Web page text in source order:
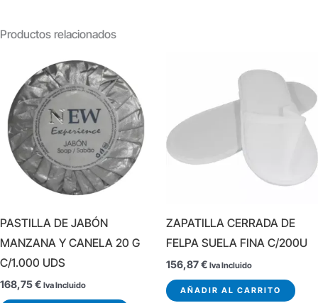
Productos relacionados
PASTILLA DE JABÓN
MANZANA Y CANELA 20 G
C/1.000 UDS
168,75€ Iva Incluido
ZAPATILLA CERRADA DE
FELPA SUELA FINA C/200U
156,87€ Iva Incluido
AÑADIR AL CARRITO